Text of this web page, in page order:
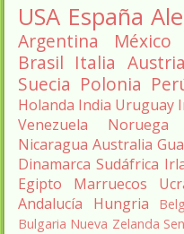
USA España
Argentina México
Brasil Italia Austria
Suecia Polonia
Holanda India Uruguay
Venezuela
Noruega
Nicaragua Australia
Dinamarca Sudáfrica
Egipto
Marruecos
Andalucía
Hungria
Bulgaria Nueva Zelanda